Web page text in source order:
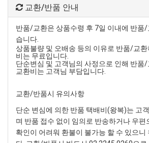
교환/반품 안내
반품/교환은 상품수령 후 7일 이내에 반품/
습니다.
상품불량 및 오배송 등의 이유로 반품/교환
비는 무료입니다.
단순변심 및 고객님의 사정으로 인해 반품/
교환비는 고객님 부담입니다.
교환/반품시 유의사항
단순 변심에 의한 반품 택배비(왕복)는 고
며 반품 접수 없이 임의로 반송하거나 우편
확인이 어려워 환불이 불가능 할 수 있으니